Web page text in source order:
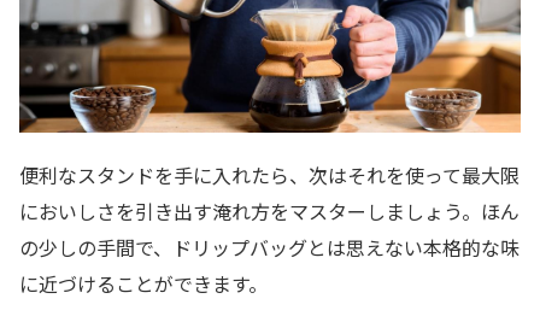
便利なスタンドを手に入れたら、次はそれを使って最大限
においしさを引き出す淹れ方をマスターしましょう。ほん
の少しの手間で、ドリップバッグとは思えない本格的な味
に近づけることができます。